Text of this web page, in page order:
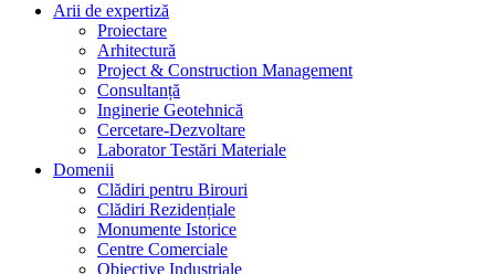
Arii de expertiză
Proiectare
Arhitectură
Project & Construction Management
Consultanță
Inginerie Geotehnică
Cercetare-Dezvoltare
Laborator Testări Materiale
Domenii
Clădiri pentru Birouri
Clădiri Rezidențiale
Monumente Istorice
Centre Comerciale
Obiective Industriale